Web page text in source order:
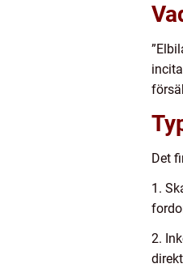
Det
1.
2.